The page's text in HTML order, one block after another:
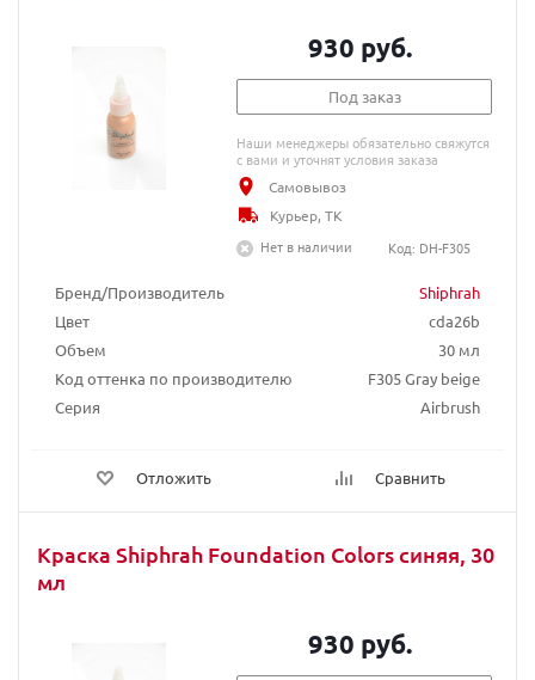
Бренд/Производитель
Shiphrah
Цвет
cda26b
Объем
30 мл
Код оттенка по производителю
F305 Gray beige
Серия
Airbrush
Отложить Сравнить
930 руб.
Под заказ
Наши менеджеры обязательно свяжутся
с вами и уточнят условия заказа
Самовывоз
Курьер, ТК
Нет в наличии
Код: DH-F305
Краска Shiphrah Foundation Colors синяя, 30
мл
930 руб.